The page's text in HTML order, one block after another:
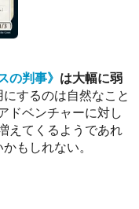
の判事》 は大幅に弱
するのは自然なこと
ドベンチャーに対し
えてくるようであれ
もしれない。